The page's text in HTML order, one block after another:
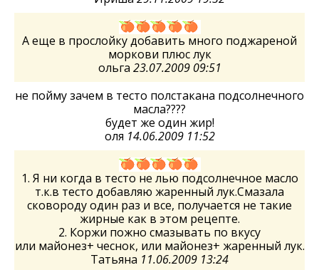
А еще в прослойку добавить много поджареной
моркови плюс лук
ольга 23.07.2009 09:51
не пойму зачем в тесто полстакана подсолнечного
масла????
будет же один жир!
оля 14.06.2009 11:52
1. Я ни когда в тесто не лью подсолнечное масло
т.к.в тесто добавляю жаренный лук.Смазала
сковороду один раз и все, получается не такие
жирные как в этом рецепте.
2. Коржи пожно смазывать по вкусу
или майонез+ чеснок, или майонез+ жаренный лук.
Татьяна 11.06.2009 13:24